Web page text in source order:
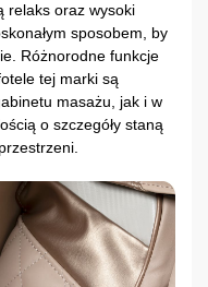
relaks oraz wysoki
sposobem, by
Różnorodne funkcje
tej marki są
masażu, jak i w
o szczegóły staną